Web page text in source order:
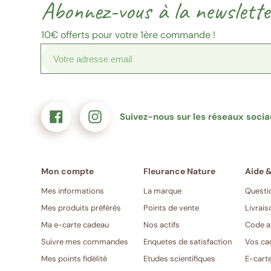
Abonnez-vous à la
10€offerts pour votre 1ère commande !
exemple@gmail.com)
Suivez-nous sur les réseaux
Mes informations
Mes produits préférés
Ma e-carte cadeau
Suivre mes commandes
Mes points fidélité
La marque
Points de vente
Nos actifs
Enquetes de satisfaction
Etudes scientifiques
Code
Vos
E-